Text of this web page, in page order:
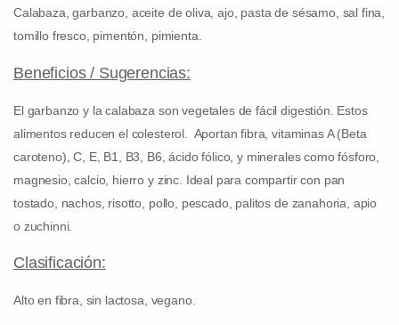
Calabaza, garbanzo, aceite de oliva, ajo, pasta de sésamo, sal fina,
tomillo fresco, pimentón, pimienta.
Beneficios / Sugerencias:
El garbanzo y la calabaza son vegetales de fácil digestión. Estos
alimentos reducen el colesterol. Aportan fibra, vitaminas A (Beta
caroteno), C, E, B1, B3, B6, ácido fólico, y minerales como fósforo,
magnesio, calcio, hierro y zinc. Ideal para compartir con pan
tostado, nachos, risotto, pollo, pescado, palitos de zanahoria, apio
o zuchinni.
Clasificación:
Alto en fibra, sin lactosa, vegano.